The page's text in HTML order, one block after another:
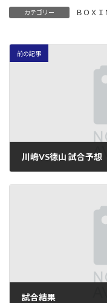
カテゴリー ＢＯＸＩ
前の記事
川嶋VS徳山 試合予想
試合結果